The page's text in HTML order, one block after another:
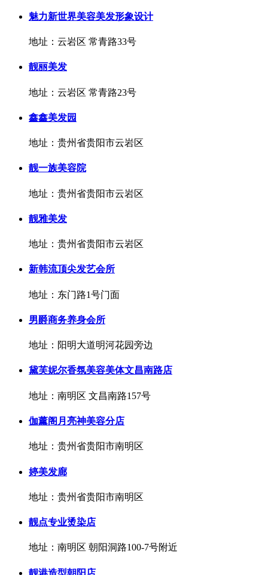
魅力新世界美容美发形象设计
地址：云岩区 常青路33号
靓丽美发
地址：云岩区 常青路23号
鑫鑫美发园
地址：贵州省贵阳市云岩区
靓一族美容院
地址：贵州省贵阳市云岩区
靓雅美发
地址：贵州省贵阳市云岩区
新韩流顶尖发艺会所
地址：东门路1号门面
男爵商务养身会所
地址：阳明大道明河花园旁边
黛芙妮尔香氛美容美体文昌南路店
地址：南明区 文昌南路157号
伽薰阁月亮神美容分店
地址：贵州省贵阳市南明区
婷美发廊
地址：贵州省贵阳市南明区
靓点专业烫染店
地址：南明区 朝阳洞路100-7号附近
靓港造型朝阳店